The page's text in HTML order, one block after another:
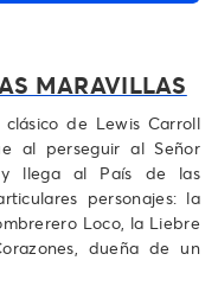
MARAVILLAS
de Lewis Carroll
al perseguir al Señor
llega al País de las
personajes: la
Loco, la Liebre
dueña de un